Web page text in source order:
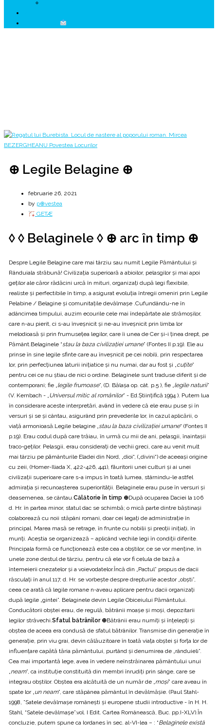
⊕ Legile Belagine ⊕
februarie 26, 2021
by p⊕vestea
GETÆ
◊ ◊ Belaginele ◊ ⊕ arc în timp ⊕
Despre Legile Belagine care mai târziu sau numit Legile Pământului și
Rânduiala străbună! Civilizaţia superioară a abioilor, pelasgilor și mai apoi
geților ale căror rădăcini urcă în mituri, organizaţi după legi flexibile,
realiste şi perfectibile în timp, a asigurat evoluţia întregii omeniri prin Legile
Pelabine / Belagine și comunitațile devălmașe .Cufundându-ne în
adâncimea timpului, auzim ecourile cele mai îndepărtate ale strămoşilor,
care n-au pierit, ci s-au înveşnicit şi ne-au înveşnicit prin limba lor
melodioasă şi prin frumuseţea legilor, care îi unea de Cer şi-i ţinea drept, pe
Pământ.Belaginele “stau la baza civilizaţiei umane” (Fontes II p.19). Ele au
prinse în sine legile sfinte care au înveşnicit pe cei nobili, prin respectarea
lor, prin perfecţiunea laturii iniţiatice şi nu numai, dar au fost şi „ cuţite”
pentru cei ce nu ştiau de nici o ordine. Belaginele sunt traduse diferit şi de
contemporani; fie „ legile frumoase”, (D. Bălaşa op. cât. p.5 ), fie „ legile naturii”
(V. Kernbach - „ Universul mitic al românilor” - Ed.Ştiinţifică 1994 ). Putem lua
în considerare aceste interpretări, având în vedere că ele erau puse şi în
versuri şi se şi cântau, asigurând prin prevederile lor, în cazul aplicării, o
viaţă armonioasă.Legile belagine „ stau la baza civilizației umane“ (Fontes II
p.19). Erau codul după care trăiau, în urmă cu mii de ani, pelasgii, înaintașii
traco-geților. Pelasgii, erau consideraţi de vechii greci, care au venit mult
mai târziu pe pãmânturile Eladei din Nord, „dioi“, („divini“) de aceeaşi origine
cu zeii, (Homer-Iliada X, 422-426, 441), fãuritorii unei culturi şi ai unei
civilizaţii superioare care s-a impus în toată lumea, stârnindu-le astfel
admiraţia și recunoaşterea superioritãţii. Belaginele erau puse în versuri și
deasemenea, se cântau. Călătorie în timp ⊕După ocuparea Daciei la 106
d. Hr. în partea minor, statul dac se schimbă; o mică parte dintre băştinaşi
colaborează cu noii stăpâni romani, doar cei legaţi de administraţie în
principal. Marea masă se retrage, în frunte cu nobilii şi preoţii iniţiaţi, în
munţi. Aceştia se organizează – aplicând vechile legi în condiţii diferite.
Principala formă ce funcţionează este cea a obştilor, ce se vor menţine, în
unele zone destul de târziu, pentru că ele vor fi celula de bază a
întemeierii cnezatelor şi a voievodatelor.Încă din „Pactul” propus de dacii
răsculaţi în anul 117, d. Hr. se vorbeşte despre drepturile acestor „obşti”,
ceea ce arată că legile romane n-aveau aplicare pentru dacii organizaţi
după legile „gintei”. Belaginele devin Legile Obiceiului Pământului.
Conducătorii obştei erau, de regulă, bătrânii moașe și moși, depozitarii
legilor străvechi. Sfatul bătrânilor ⊕Bătrânii erau numiţi şi înţelepţi şi
obştea de aceea era condusă de sfatul bătrânilor. Transmise din generaţie în
generaţie, prin viu grai, devin călăuzitoare în toată viaţa obştei şi forţa lor de
influenţare capătă tăria pământului, purtând şi denumirea de „rânduieli”.
Cea mai importantă lege, avea în vedere neînstrăinarea pământului unui
neam”, ca instituţie constituită din membri înrudiţi prin sânge, care se
integrau obştilor. Obştea era alcătuită de un număr de „ moşi” care aveau în
spate lor „ un neam”, care stăpânea pământul în devălmăşie. (Paul Stahl-
1998, ”Satele devălmaşe româneşti şi europene studii introductive - în H. H.
Stahl, “Satele devălmaşe”.vol. I Edit. Cartea Românească, Buc. pp.I-XLV).În
concluzie, putem spune ca Iordanes în sec. al-VI-lea – : “Belaginele există